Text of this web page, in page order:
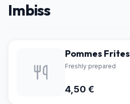
Imbiss
Pommes Frites
Freshly prepared
4,50 €